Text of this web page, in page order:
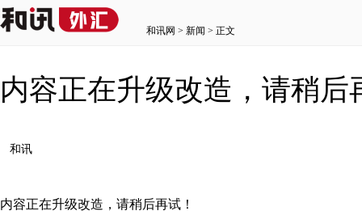
和讯网 > 新闻 > 正文
内容正在升级改造，请稍后
和讯
内容正在升级改造，请稍后再试！